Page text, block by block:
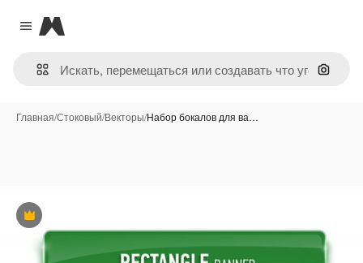
Close menu
Magnific
Поиск
Главная/Стоковый/Векторы/Набор бокалов для ва…
Премиум